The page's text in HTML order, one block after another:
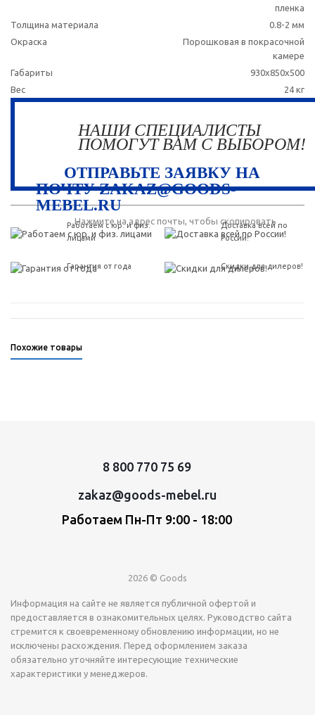
пленка
Толщина материала
0.8-2 мм
Окраска
Порошковая в покрасочной
камере
Габариты
930x850x500
Вес
24 кг
НАШИ СПЕЦИАЛИСТЫ
ПОМОГУТ ВАМ С ВЫБОРОМ!
ОТПРАВЬТЕ ЗАЯВКУ НА
ПОЧТУ ZAKAZ@GOODS-
MEBEL.RU
Нажмите на адрес почты, чтобы скопировать
Работаем с юр. и физ.
лицами
Доставка всей по
России!
Гарантия от года Скидки для дилеров!
Похожие товары
8 800 770 75 69
zakaz@goods-mebel.ru
Работаем Пн-Пт 9:00 - 18:00
2026 © Goods
Информация на сайте не является публичной офертой и
предоставляется в ознакомительных целях. Руководство сайта
стремится к своевременному обновлению информации, но не
исключены расхождения. Перед оформлением заказа
обязательно уточняйте интересующие технические
характеристики у менеджеров.